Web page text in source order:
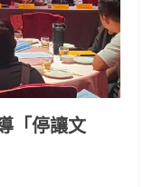
「停讓文